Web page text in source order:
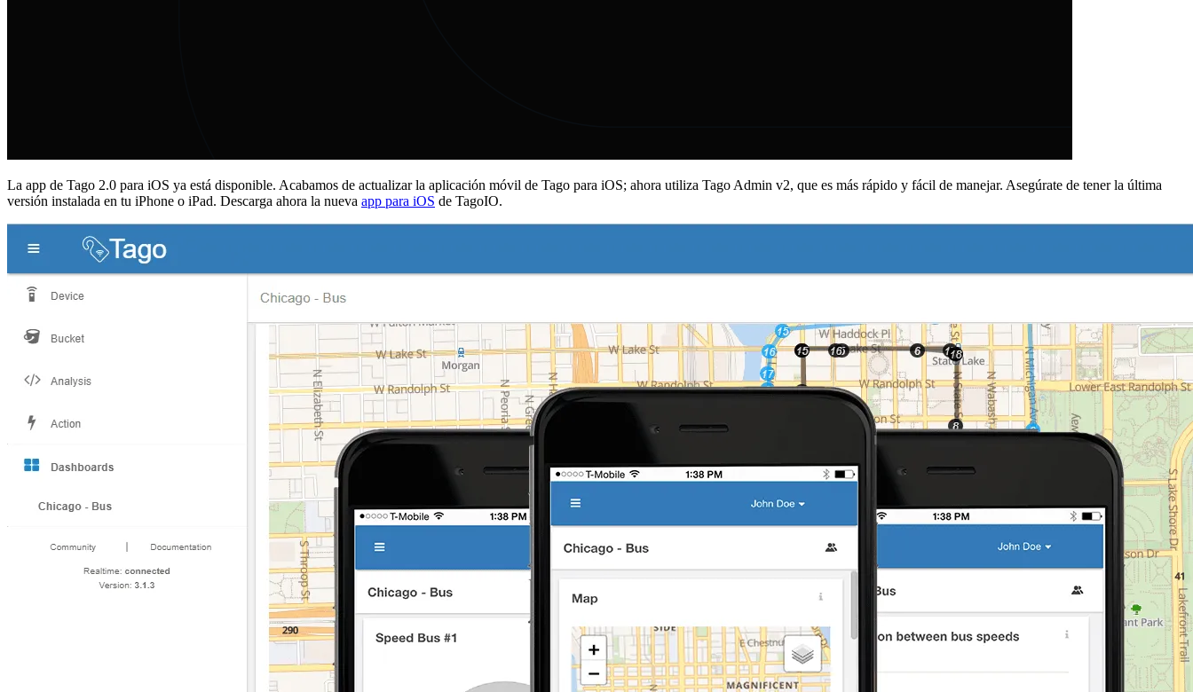
La app de Tago 2.0 para iOS ya está disponible. Acabamos de actualizar la aplicación móvil de Tago para iOS; ahora utiliza Tago Admin v2, que es más rápido y fácil de manejar. Asegúrate de tener la última
versión instalada en tu iPhone o iPad. Descarga ahora la nueva app para iOS de TagoIO.